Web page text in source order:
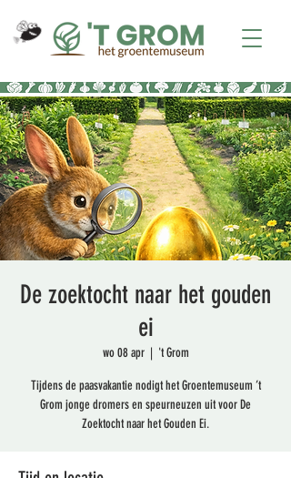
De zoektocht naar het gouden
ei
wo 08 apr
  |
't Grom
Tijdens de paasvakantie nodigt het Groentemuseum ’t
Grom jonge dromers en speurneuzen uit voor De
Zoektocht naar het Gouden Ei.